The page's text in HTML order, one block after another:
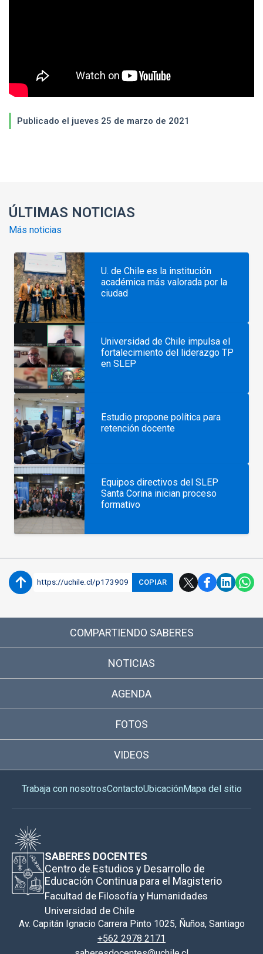
Publicado el jueves 25 de marzo de 2021
ÚLTIMAS NOTICIAS
Más noticias
U. de Chile es la institución
académica más valorada por la
ciudad
Universidad de Chile impulsa el
fortalecimiento del liderazgo TP
en SLEP
Estudio propone política para
retención docente
Equipos directivos del SLEP
Santa Corina inician proceso
formativo
https://uchile.cl/p173909 COPIAR
COMPARTIENDO SABERES
NOTICIAS
AGENDA
FOTOS
VIDEOS
Trabaja con nosotrosContactoUbicaciónMapa del sitio
SABERES DOCENTES
Centro de Estudios y Desarrollo de
Educación Continua para el Magisterio
Facultad de Filosofía y Humanidades
Universidad de Chile
Av. Capitán Ignacio Carrera Pinto 1025, Ñuñoa, Santiago
+562 2978 2171